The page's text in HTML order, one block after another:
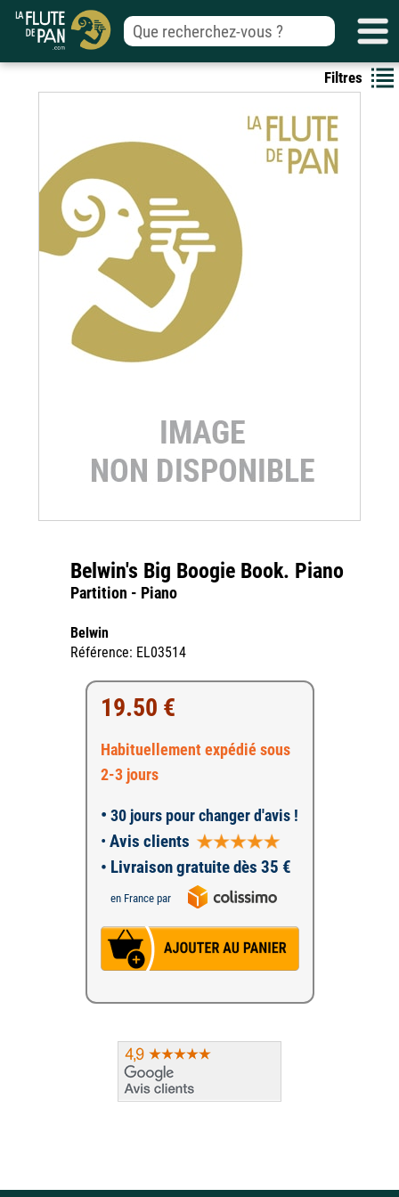
Filtres
Belwin's Big Boogie Book. Piano
Partition - Piano
Belwin
Référence: EL03514
19.50 €
Habituellement expédié sous
2-3 jours
• 30 jours pour changer d'avis !
• Avis clients
• Livraison gratuite dès 35 €
en France par